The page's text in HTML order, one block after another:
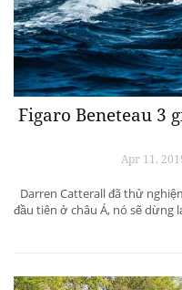
Figaro Beneteau 3
Apr 11,
Darren Catterall đã thử
đầu tiên ở châu Á, nó sẽ dừng